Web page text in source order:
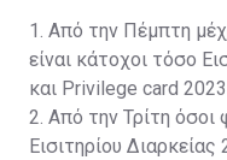
1. Από την Πέμπτη
είναι κάτοχοι τόσο
και Privilege card
2. Από την Τρίτη όσοι
Εισιτηρίου